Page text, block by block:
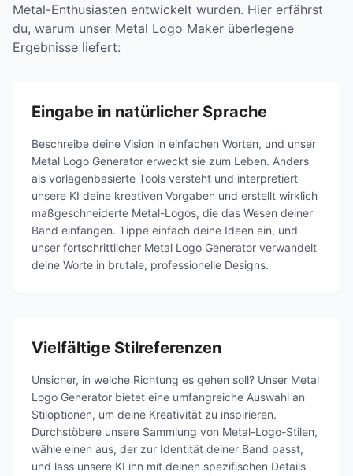
Metal-Enthusiasten entwickelt wurden. Hier erfährst
du, warum unser Metal Logo Maker überlegene
Ergebnisse liefert:
Eingabe in natürlicher Sprache
Beschreibe deine Vision in einfachen Worten, und unser
Metal Logo Generator erweckt sie zum Leben. Anders
als vorlagenbasierte Tools versteht und interpretiert
unsere KI deine kreativen Vorgaben und erstellt wirklich
maßgeschneiderte Metal-Logos, die das Wesen deiner
Band einfangen. Tippe einfach deine Ideen ein, und
unser fortschrittlicher Metal Logo Generator verwandelt
deine Worte in brutale, professionelle Designs.
Vielfältige Stilreferenzen
Unsicher, in welche Richtung es gehen soll? Unser Metal
Logo Generator bietet eine umfangreiche Auswahl an
Stiloptionen, um deine Kreativität zu inspirieren.
Durchstöbere unsere Sammlung von Metal-Logo-Stilen,
wähle einen aus, der zur Identität deiner Band passt,
und lass unsere KI ihn mit deinen spezifischen Details